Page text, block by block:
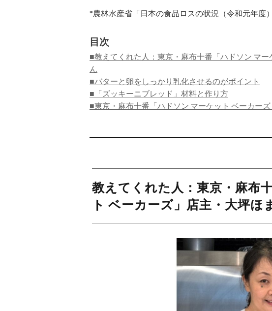
*農林水産省「日本の食品ロスの状況（令和元年度）
目次
■教えてくれた人：東京・麻布十番「ハドソン マ
ん
■バターと卵をしっかり乳化させるのがポイント
■「ズッキーニブレッド」材料と作り方
■東京・麻布十番「ハドソン マーケット ベーカー
教えてくれた人：東京・麻布
ト ベーカーズ」店主・大坪ほ